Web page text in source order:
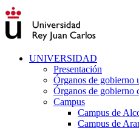
UNIVERSIDAD
Presentación
Órganos de gobierno
Órganos de gobierno
Campus
Campus de
Campus de